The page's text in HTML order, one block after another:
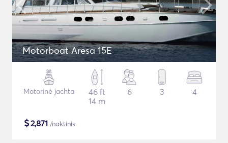
Motorboat Aresa 15E
Motorinė jachta
46 ft
14 m
6 3 4
$2,871 /naktinis